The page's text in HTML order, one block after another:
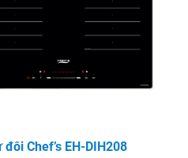
đôi Chef’s EH-DIH208